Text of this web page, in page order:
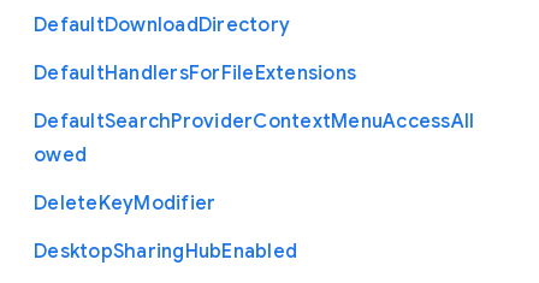
DefaultDownloadDirectory
DefaultHandlersForFileExtensions
DefaultSearchProviderContextMenuAccessAll
owed
DeleteKeyModifier
DesktopSharingHubEnabled